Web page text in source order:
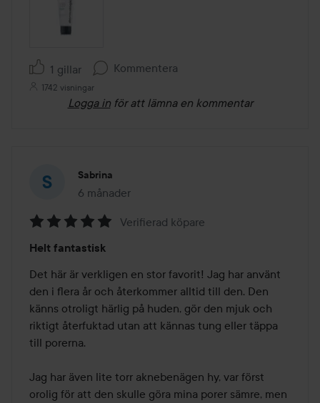
1 gillar Kommentera
1742 visningar
Logga in för att lämna en kommentar
Sabrina
6 månader
Inlägget skapades 6 månader
5
av
5
Verifierad köpare
Helt fantastisk
Det här är verkligen en stor favorit! Jag har använt
den i flera år och återkommer alltid till den. Den
känns otroligt härlig på huden, gör den mjuk och
riktigt återfuktad utan att kännas tung eller täppa
till porerna.
Jag har även lite torr aknebenägen hy, var först
orolig för att den skulle göra mina porer sämre, men